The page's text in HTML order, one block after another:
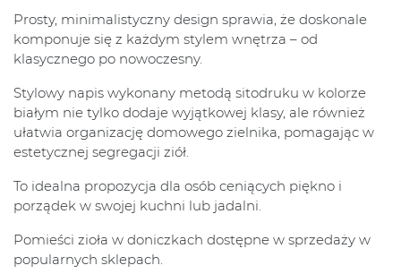
Prosty, minimalistyczny design sprawia, że doskonale
komponuje się z każdym stylem wnętrza – od
klasycznego po nowoczesny.
Stylowy napis wykonany metodą sitodruku w kolorze
białym nie tylko dodaje wyjątkowej klasy, ale również
ułatwia organizację domowego zielnika, pomagając w
estetycznej segregacji ziół.
To idealna propozycja dla osób ceniących piękno i
porządek w swojej kuchni lub jadalni.
Pomieści zioła w doniczkach dostępne w sprzedaży w
popularnych sklepach.